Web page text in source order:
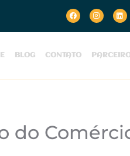
BLOG CONTATO
do